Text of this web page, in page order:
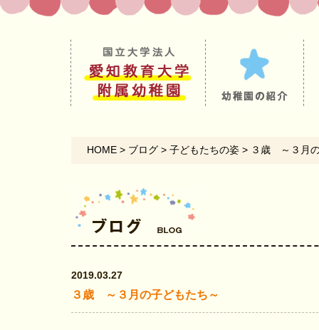
HOME > ブログ > 子どもたちの姿 > ３歳 ～３月
2019.03.27
３歳 ～３月の子どもたち～